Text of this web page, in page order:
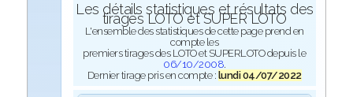
Les détails statistiques et résultats des
tirages LOTO et SUPER LOTO
L'ensemble des statistiques de cette page prend en
compte les
premiers tirages des LOTO et SUPERLOTO depuis le
06/10/2008.
Dernier tirage pris en compte : lundi 04/07/2022